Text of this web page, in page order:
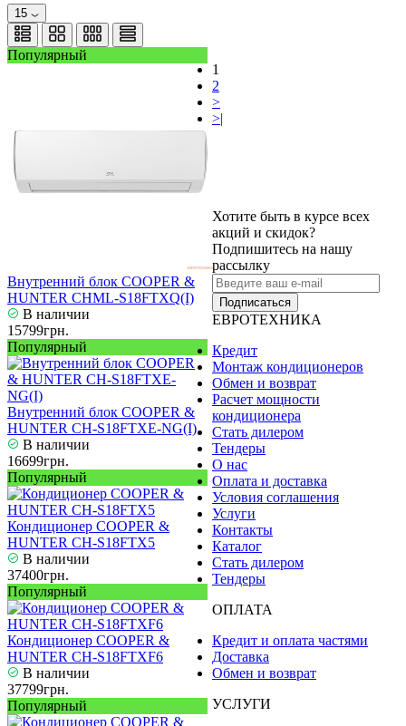
15
Популярный
Внутренний блок COOPER &
HUNTER CHML-S18FTXQ(I)
В наличии
15799грн.
Популярный
Внутренний блок COOPER &
HUNTER CH-S18FTXE-NG(I)
В наличии
16699грн.
Популярный
Кондиционер COOPER &
HUNTER CH-S18FTX5
В наличии
37400грн.
Популярный
Кондиционер COOPER &
HUNTER CH-S18FTXF6
В наличии
37799грн.
Популярный
1
2
>
>|
Хотите быть в курсе всех
акций и скидок?
Подпишитесь на нашу
рассылку
Подписаться
ЕВРОТЕХНИКА
Кредит
Монтаж кондиционеров
Обмен и возврат
Расчет мощности
кондиционера
Стать дилером
Тендеры
О нас
Оплата и доставка
Условия соглашения
Услуги
Контакты
Каталог
Стать дилером
Тендеры
ОПЛАТА
Кредит и оплата частями
Доставка
Обмен и возврат
УСЛУГИ